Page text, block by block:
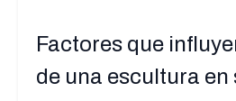
Factores que
de una escultura en